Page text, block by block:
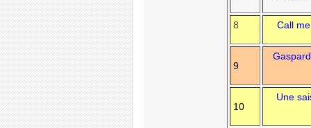
8 Call
9
10
Une